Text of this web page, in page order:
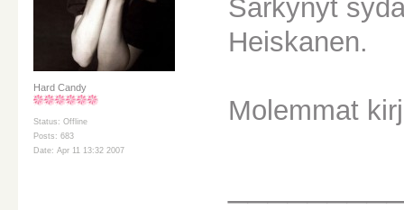
Hard Candy
Status: Offline
Posts: 683
Date: Apr 11 13:32 2007
Särkynyt
Heiskanen.
Molemmat